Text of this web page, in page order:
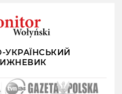
УКРАЇНСЬКИЙ